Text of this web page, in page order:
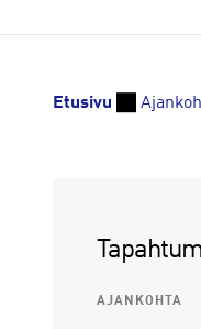
Etusivu
AJANKOHTA